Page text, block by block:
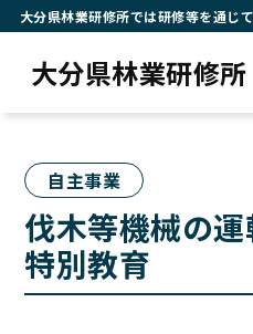
大分県林業研修所では研修等を通じ
大分県林業研修所
自主事業
伐木等機械の
特別教育